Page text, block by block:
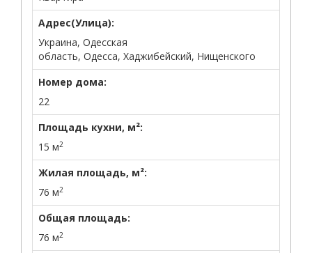
Адрес(Улица):
Украина, Одесская
область, Одесса, Хаджибейский, Нищенского
Номер дома:
22
Площадь кухни, м²:
15 м2
Жилая площадь, м²:
76 м2
Общая площадь:
76 м2